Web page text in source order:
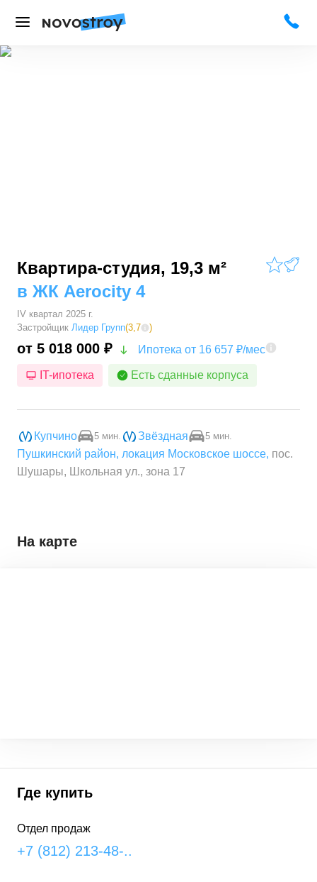
Квартира-студия, 19,3 м²
в ЖК Aerocity 4
IV квартал 2025 г.
Застройщик Лидер Групп(3,7 )
от 5 018 000 ₽ Ипотека от 16 657 ₽/мес
IT-ипотека Есть сданные корпуса
Купчино 5 мин. Звёздная 5 мин.
Пушкинский район, локация Московское шоссе, пос.
Шушары, Школьная ул., зона 17
Где купить
Отдел продаж
+7 (812) 213-48-..
На карте